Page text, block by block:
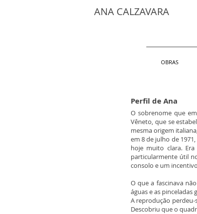
ANA CALZAVARA
OBRAS
Perfil de Ana
O sobrenome que
Vêneto, que se
mesma origem
em 8 de julho de
hoje muito clara.
particularmente útil
consolo e um
O que a fascinava
águas e as pinceladas
A reprodução perdeu-
Descobriu que o